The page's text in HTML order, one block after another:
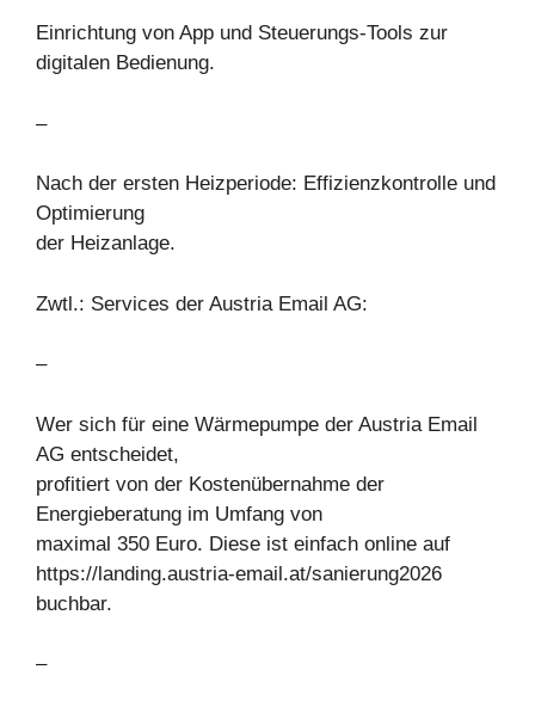
Einrichtung von App und Steuerungs-Tools zur
digitalen Bedienung.
–
Nach der ersten Heizperiode: Effizienzkontrolle und
Optimierung
der Heizanlage.
Zwtl.: Services der Austria Email AG:
–
Wer sich für eine Wärmepumpe der Austria Email
AG entscheidet,
profitiert von der Kostenübernahme der
Energieberatung im Umfang von
maximal 350 Euro. Diese ist einfach online auf
https://landing.austria-email.at/sanierung2026
buchbar.
–